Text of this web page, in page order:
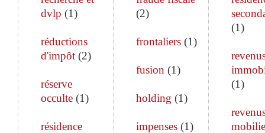
dvlp (1)
réductions
d'impôt (2)
réserve
occulte (1)
résidence
(2)
frontaliers(1)
fusion (1)
holding (1)
impenses(1)
(1)
(1)